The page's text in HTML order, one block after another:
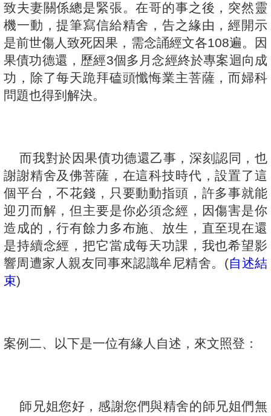
致夫妻關係總是緊張。在哥的事之後，突然靈
機一動，提筆寫信給精舍，告之緣由，經開示
是前世傷人致死因果，需念誦經文各108遍。因
果債功德還，歷經3個多月念經終於專案迴向成
功，除了每天跪拜磕頭懺悔業主菩薩，而婦科
問題也得到解決。
而我對於因果債功德還乙事，深刻認同，也
謝謝精舍及佛菩薩，在這科技時代，設置了這
個平台，不花錢，只要動動指頭，許多事就能
迎刃而解，但主要是你必須念經，因傷害是你
造成的，行有餘力多布施、放生，直至現在還
是持續念經，把它當成每天功課，我也希望影
響周遭家人親友同事來認識牟尼精舍。(自述結
束)
案例二、 以下是一位有緣人自述，來文照登：
師兄姐您好，感謝您們與精舍的師兄姐們無